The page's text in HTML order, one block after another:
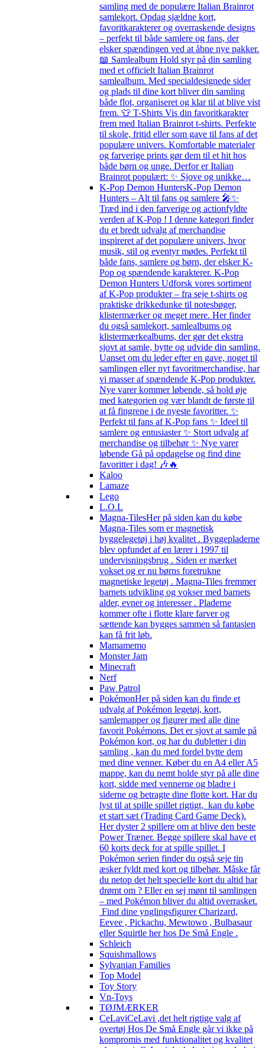
samling med de populære Italian Brainrot
samlekort. Opdag sjældne kort,
favoritkarakterer og overraskende designs
– perfekt til både samlere og fans, der
elsker spændingen ved at åbne nye pakker.
📖 Samlealbum Hold styr på din samling
med et officielt Italian Brainrot
samlealbum. Med specialdesignede sider
og plads til dine kort bliver din samling
både flot, organiseret og klar til at blive vist
frem. 👕 T-Shirts Vis din favoritkarakter
frem med Italian Brainrot t-shirts. Perfekte
til skole, fritid eller som gave til fans af det
populære univers. Komfortable materialer
og farverige prints gør dem til et hit hos
både børn og unge. Derfor er Italian
Brainrot populært: ✨ Sjove og unikke…
K-Pop Demon HuntersK-Pop Demon
Hunters – Alt til fans og samlere 🎤✨
Træd ind i den farverige og actionfyldte
verden af K-Pop ! I denne kategori finder
du et bredt udvalg af merchandise
inspireret af det populære univers, hvor
musik, stil og eventyr mødes. Perfekt til
både fans, samlere og børn, der elsker K-
Pop og spændende karakterer. K-Pop
Demon Hunters Udforsk vores sortiment
af K-Pop produkter – fra seje t-shirts og
praktiske drikkedunke til notesbøger,
klistermærker og meget mere. Her finder
du også samlekort, samlealbums og
klistermærkealbums, der gør det ekstra
sjovt at samle, bytte og udvide din samling.
Uanset om du leder efter en gave, noget til
samlingen eller nyt favoritmerchandise, har
vi masser af spændende K-Pop produkter.
Nye varer kommer løbende, så hold øje
med kategorien og vær blandt de første til
at få fingrene i de nyeste favoritter. ✨
Perfekt til fans af K-Pop fans ✨ Ideel til
samlere og entusiaster ✨ Stort udvalg af
merchandise og tilbehør ✨ Nye varer
løbende Gå på opdagelse og find dine
favoritter i dag! 🎶🔥
Kaloo
Lamaze
Lego
L.O.L
Magna-TilesHer på siden kan du købe
Magna-Tiles som er magnetisk
byggelegetøj i høj kvalitet . Byggepladerne
blev opfundet af en lærer i 1997 til
undervisningsbrug . Siden er mærket
vokset og er nu børns foretrukne
magnetiske legetøj . Magna-Tiles fremmer
barnets udvikling og vokser med barnets
alder, evner og interesser . Pladerne
kommer ofte i flotte klare farver og
sættende kan bygges sammen så fantasien
kan få frit løb.
Mamamemo
Monster Jam
Minecraft
Nerf
Paw Patrol
PokémonHer på siden kan du finde et
udvalg af Pokémon legetøj, kort,
samlemapper og figurer med alle dine
favorit Pokémons. Det er sjovt at samle på
Pokémon kort, og har du dubletter i din
samling , kan du med fordel bytte dem
med dine venner. Køber du en A4 eller A5
mappe, kan du nemt holde styr på alle dine
kort, sidde med vennerne og bladre i
siderne og betragte dine flotte kort. Har du
lyst til at spille spillet rigtigt, kan du købe
et start sæt (Trading Card Game Deck).
Her dyster 2 spillere om at blive den beste
Power Træner. Begge spillere skal have et
60 korts deck for at spille spillet. I
Pokémon serien finder du også seje tin
æsker fyldt med kort og tilbehør. Måske får
du netop det helt specielle kort du altid har
drømt om ? Eller en sej mønt til samlingen
– med Pokémon bliver du altid overrasket.
Find dine ynglingsfigurer Charizard,
Eevee , Pickachu, Mewtowo , Bulbasaur
eller Squirtle her hos De Små Engle .
Schleich
Squishmallows
Sylvanian Families
Top Model
Toy Story
Vn-Toys
TØJMÆRKER
CeLaviCeLavi ,det helt rigtige valg af
overtøj Hos De Små Engle går vi ikke på
kompromis med funktionalitet og kvalitet